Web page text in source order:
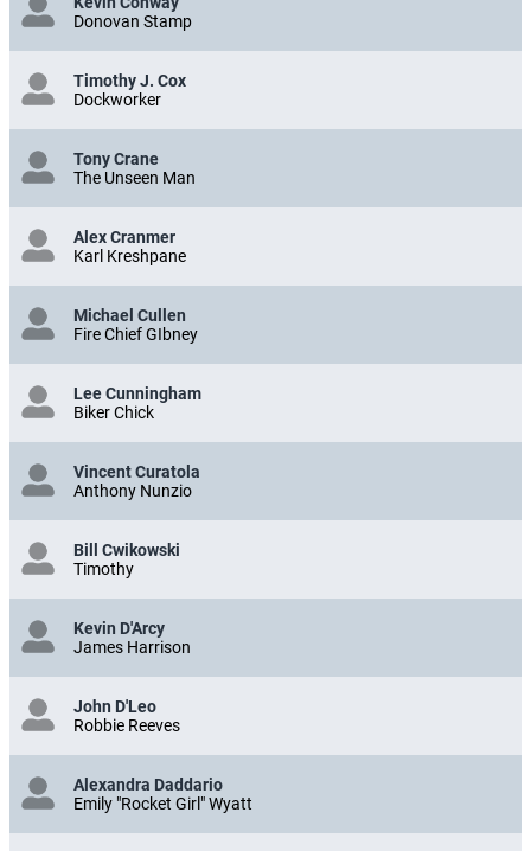
Donovan Stamp
Timothy J. Cox
Dockworker
Tony Crane
The Unseen Man
Alex Cranmer
Karl Kreshpane
Michael Cullen
Fire Chief GIbney
Lee Cunningham
Biker Chick
Vincent Curatola
Anthony Nunzio
Bill Cwikowski
Timothy
Kevin D'Arcy
James Harrison
John D'Leo
Robbie Reeves
Alexandra Daddario
Emily "Rocket Girl" Wyatt